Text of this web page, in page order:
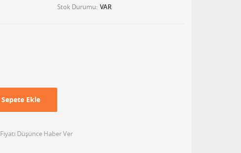
Stok Durumu VAR
Sepete Ekle
Fiyatı Düşünce Haber Ver